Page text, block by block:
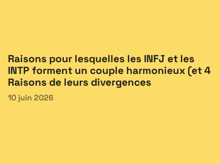
Raisons pour lesquelles les INFJ et les
INTP forment un couple harmonieux (et 4
Raisons de leurs divergences
10 juin 2026